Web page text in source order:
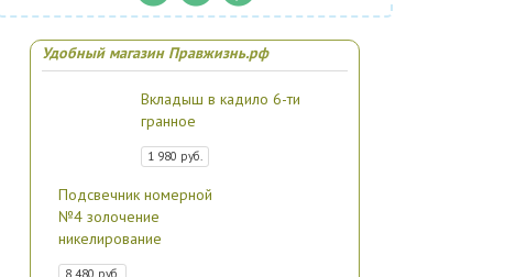
Удобный магазин Правжизнь.рф
Вкладыш в кадило 6-ти
гранное
1 980 руб.
Подсвечник номерной
№4 золочение
никелирование
8 480 руб.